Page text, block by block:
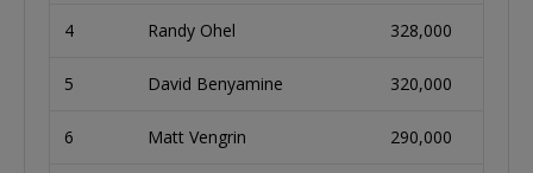
4 Randy Ohel 328,000
5 David Benyamine 320,000
6 Matt Vengrin 290,000